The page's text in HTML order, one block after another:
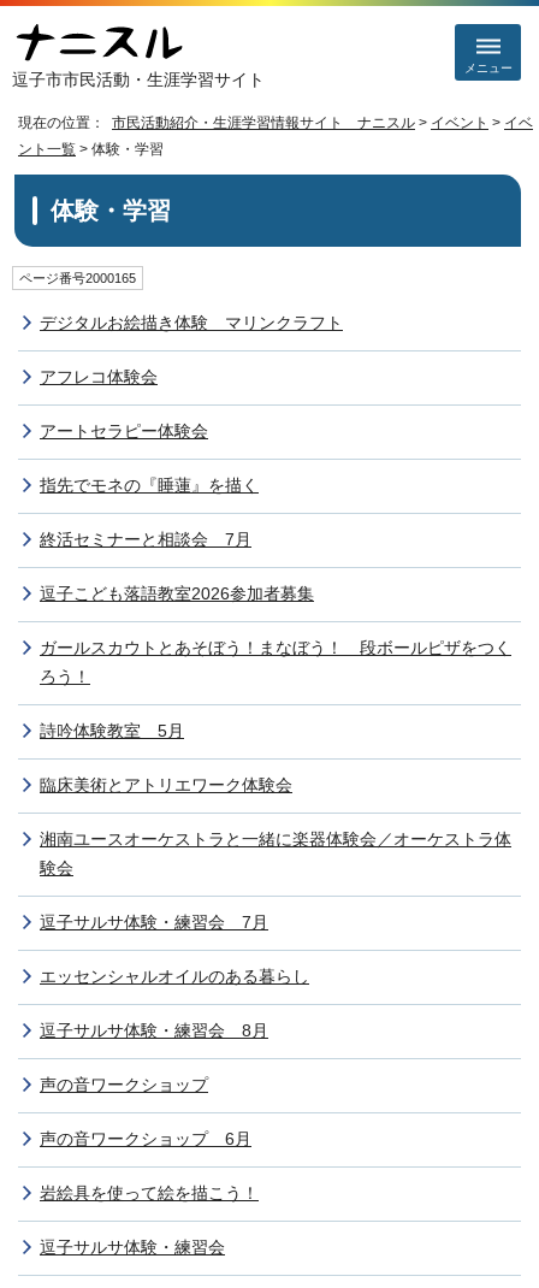
逗子市市民活動・生涯学習サイト
メニュー
現在の位置： 市民活動紹介・生涯学習情報サイト ナニスル > イベント > イベ
ント一覧 > 体験・学習
体験・学習
ページ番号2000165
デジタルお絵描き体験 マリンクラフト
アフレコ体験会
アートセラピー体験会
指先でモネの『睡蓮』を描く
終活セミナーと相談会 7月
逗子こども落語教室2026参加者募集
ガールスカウトとあそぼう！まなぼう！ 段ボールピザをつく
ろう！
詩吟体験教室 5月
臨床美術とアトリエワーク体験会
湘南ユースオーケストラと一緒に楽器体験会／オーケストラ体
験会
逗子サルサ体験・練習会 7月
エッセンシャルオイルのある暮らし
逗子サルサ体験・練習会 8月
声の音ワークショップ
声の音ワークショップ 6月
岩絵具を使って絵を描こう！
逗子サルサ体験・練習会